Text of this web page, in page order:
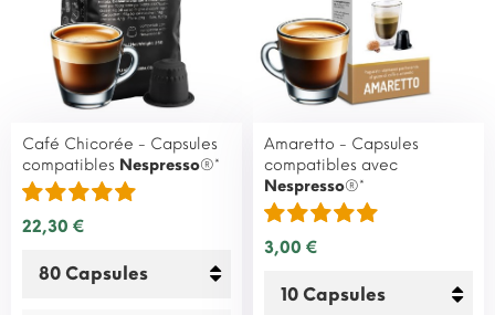
Café Chicorée - Capsules
compatibles Nespresso®*
22,30 €
Amaretto - Capsules
compatibles avec
Nespresso®*
3,00 €